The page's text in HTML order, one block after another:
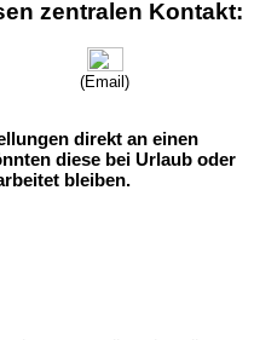
zentralen Kontakt:
direkt an einen
diese bei Urlaub oder
bleiben.
(Email)